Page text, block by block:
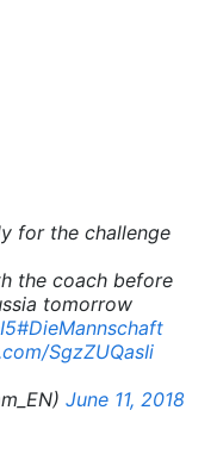
for the challenge
the coach before
tomorrow
#DieMannschaft
SgzZUQasIi
June 11, 2018